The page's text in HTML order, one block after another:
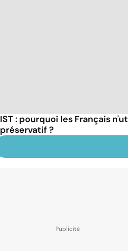
IST : pourquoi les Français
préservatif ?